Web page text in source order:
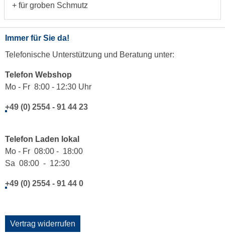
+ für groben Schmutz
Immer für Sie da!
Telefonische Unterstützung und Beratung unter:
Telefon Webshop
Mo - Fr 8:00 - 12:30 Uhr
+49 (0) 2554 - 91 44 23
Telefon Laden lokal
Mo - Fr 08:00 - 18:00
Sa 08:00 - 12:30
+49 (0) 2554 - 91 44 0
Vertrag widerrufen